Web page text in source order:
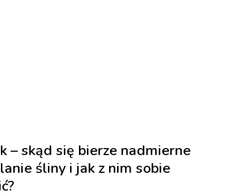
– skąd się bierze nadmierne
śliny i jak z nim sobie